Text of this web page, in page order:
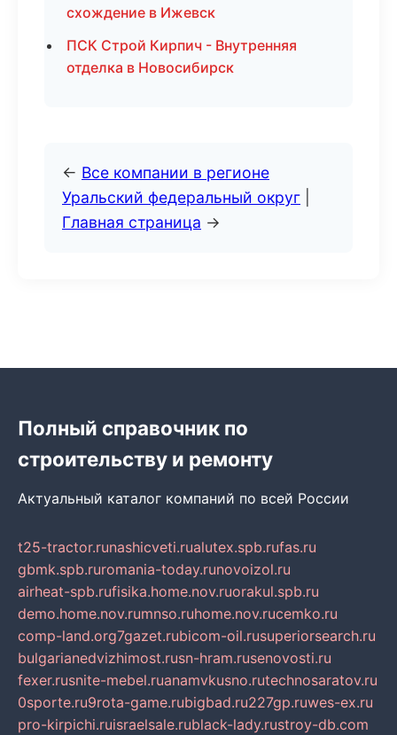
схождение в Ижевск
ПСК Строй Кирпич - Внутренняя
отделка в Новосибирск
← Все компании в регионе
Уральский федеральный округ
Главная страница →
Полный справочник по
строительству и ремонту
Актуальный каталог компаний по всей России
t25-tractor.runashicveti.rualutex.spb.rufas.ru
gbmk.spb.ruromania-today.runovoizol.ru
airheat-spb.rufisika.home.nov.ruorakul.spb.ru
demo.home.nov.rumnso.ruhome.nov.rucemko.ru
comp-land.org7gazet.rubicom-oil.rusuperiorsearch.ru
bulgarianedvizhimost.rusn-hram.rusenovosti.ru
fexer.rusnite-mebel.ruanamvkusno.rutechnosaratov.ru
0sporte.ru9rota-game.rubigbad.ru227gp.ruwes-ex.ru
pro-kirpichi.ruisraelsale.rublack-lady.rustroy-db.com